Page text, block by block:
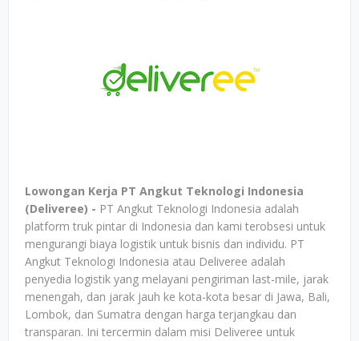
Lowongan Kerja PT Angkut Teknologi Indonesia
(Deliveree) - PT Angkut Teknologi Indonesia adalah
platform truk pintar di Indonesia dan kami terobsesi untuk
mengurangi biaya logistik untuk bisnis dan individu. PT
Angkut Teknologi Indonesia atau Deliveree adalah
penyedia logistik yang melayani pengiriman last-mile, jarak
menengah, dan jarak jauh ke kota-kota besar di Jawa, Bali,
Lombok, dan Sumatra dengan harga terjangkau dan
transparan. Ini tercermin dalam misi Deliveree untuk